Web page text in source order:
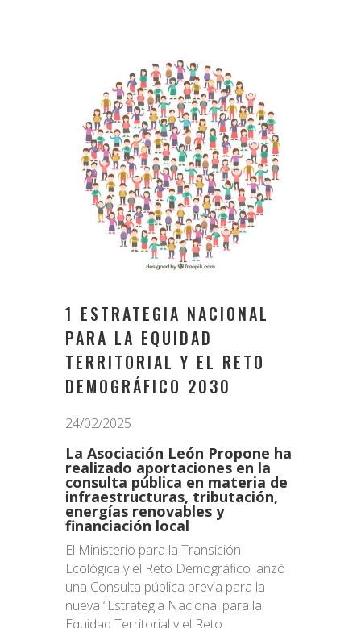
1 ESTRATEGIA NACIONAL
PARA LA EQUIDAD
TERRITORIAL Y EL RETO
DEMOGRÁFICO 2030
24/02/2025
La Asociación León Propone ha
realizado aportaciones en la
consulta pública en materia de
infraestructuras, tributación,
energías renovables y
financiación local
El Ministerio para la Transición
Ecológica y el Reto Demográfico lanzó
una Consulta pública previa para la
nueva “Estrategia Nacional para la
Equidad Territorial y el Reto